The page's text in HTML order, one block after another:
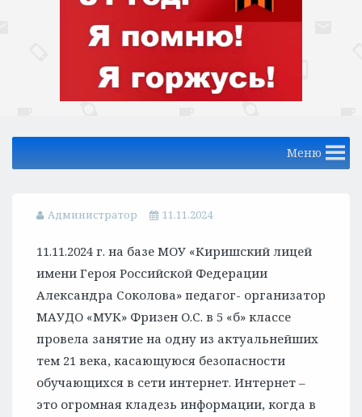
Меню
Администратор 11.11.2024
11.11.2024 г. на базе МОУ «Киришский лицей
имени Героя Российской Федерации
Александра Соколова» педагог- организатор
МАУДО «МУК» Фризен О.С. в 5 «б» классе
провела занятие на одну из актуальнейших
тем 21 века, касающуюся безопасности
обучающихся в сети интернет. Интернет –
это огромная кладезь информации, когда в